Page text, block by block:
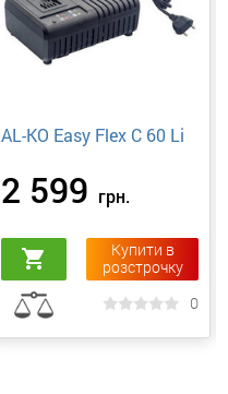
AL-KO Easy Flex C 60 Li
2 599 грн.
shopping_cart
Купити в
розстрочку
0